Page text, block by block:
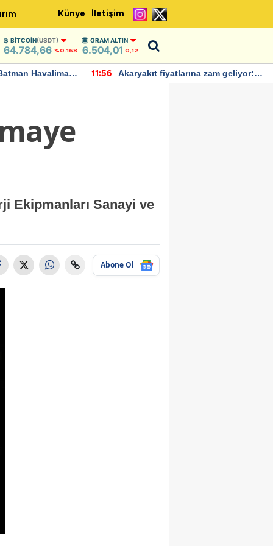
Künye İletişim
BITCOIN(USDT)
64.784,66 %0.168
GRAM ALTIN
6.504,01 0,12
Havalimanı
11:56
Akaryakıt fiyatlarına zam geliyor:
Ekipmanları Sanayi ve
Abone Ol